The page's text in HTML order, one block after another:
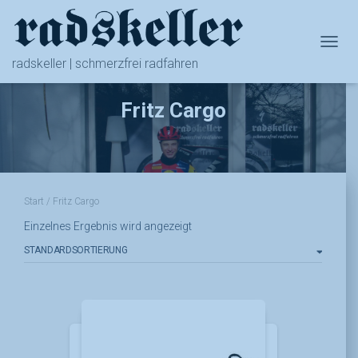
radskeller | schmerzfrei radfahren
Fritz Cargo
Start / Fritz Cargo
Einzelnes Ergebnis wird angezeigt